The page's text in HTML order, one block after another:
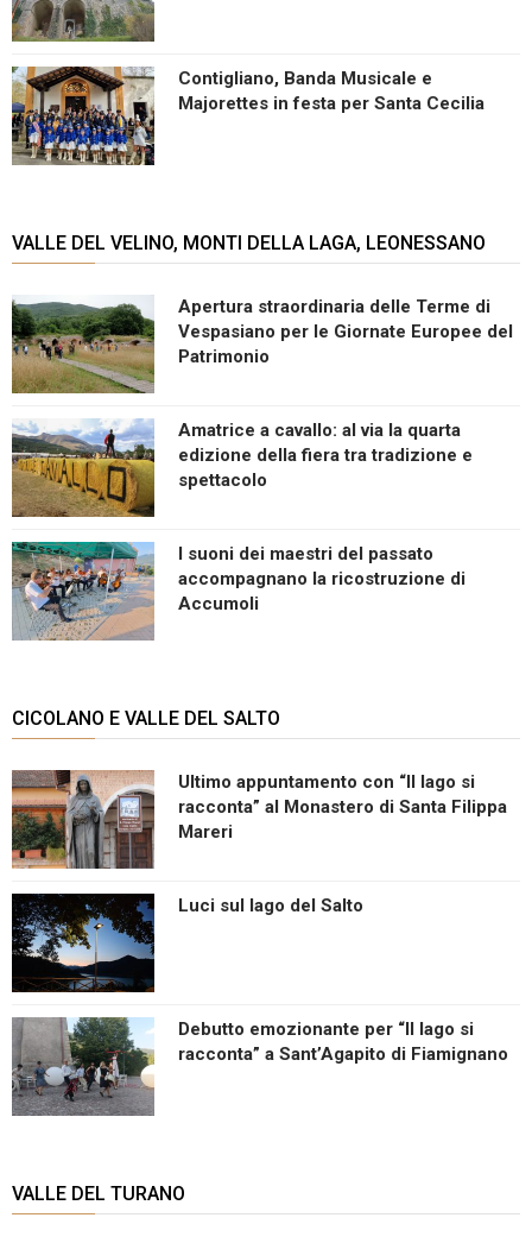
Contigliano, Banda Musicale e
Majorettes in festa per Santa Cecilia
VALLE DEL VELINO, MONTI DELLA LAGA, LEONESSANO
Apertura straordinaria delle Terme di
Vespasiano per le Giornate Europee del
Patrimonio
Amatrice a cavallo: al via la quarta
edizione della fiera tra tradizione e
spettacolo
I suoni dei maestri del passato
accompagnano la ricostruzione di
Accumoli
CICOLANO E VALLE DEL SALTO
Ultimo appuntamento con “Il lago si
racconta” al Monastero di Santa Filippa
Mareri
Luci sul lago del Salto
Debutto emozionante per “Il lago si
racconta” a Sant’Agapito di Fiamignano
VALLE DEL TURANO